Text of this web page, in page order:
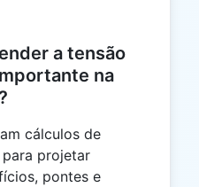
a tensão
na
cálculos de
projetar
pontes e